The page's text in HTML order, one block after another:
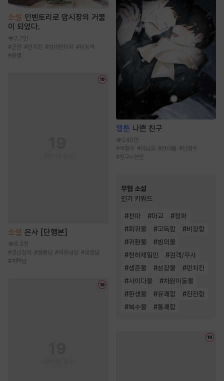
소설 인벤토리로 암시장의 거물
이 되었다.
7.7만
#군인 #먼치킨 #현대판타지 #이능력
#용병
소설 은사 [단행본]
8.3천
#권선징악 #절륜남 #외유내강 #냉정남
# 계략남
웹툰 나쁜 친구
240만
#까칠수 #미남공 #현대물 #단정수
#친구>연인
무협 소설
인기 키워드
#천마 #마교 #정파
#회귀물 #고독함 #비장함
#귀환물 #빙의물
#천하제일인 #검객/무사
#생존물 #성장물 #먼치킨
#사이다물 #차원이동물
#환생물 #유쾌함 #잔잔함
#복수물 #통쾌함